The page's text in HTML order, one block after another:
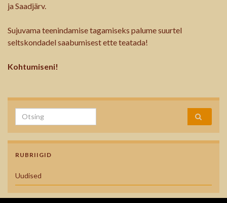
ja Saadjärv.
Sujuvama teenindamise tagamiseks palume suurtel
seltskondadel saabumisest ette teatada!
Kohtumiseni!
Search for:
RUBRIIGID
Uudised